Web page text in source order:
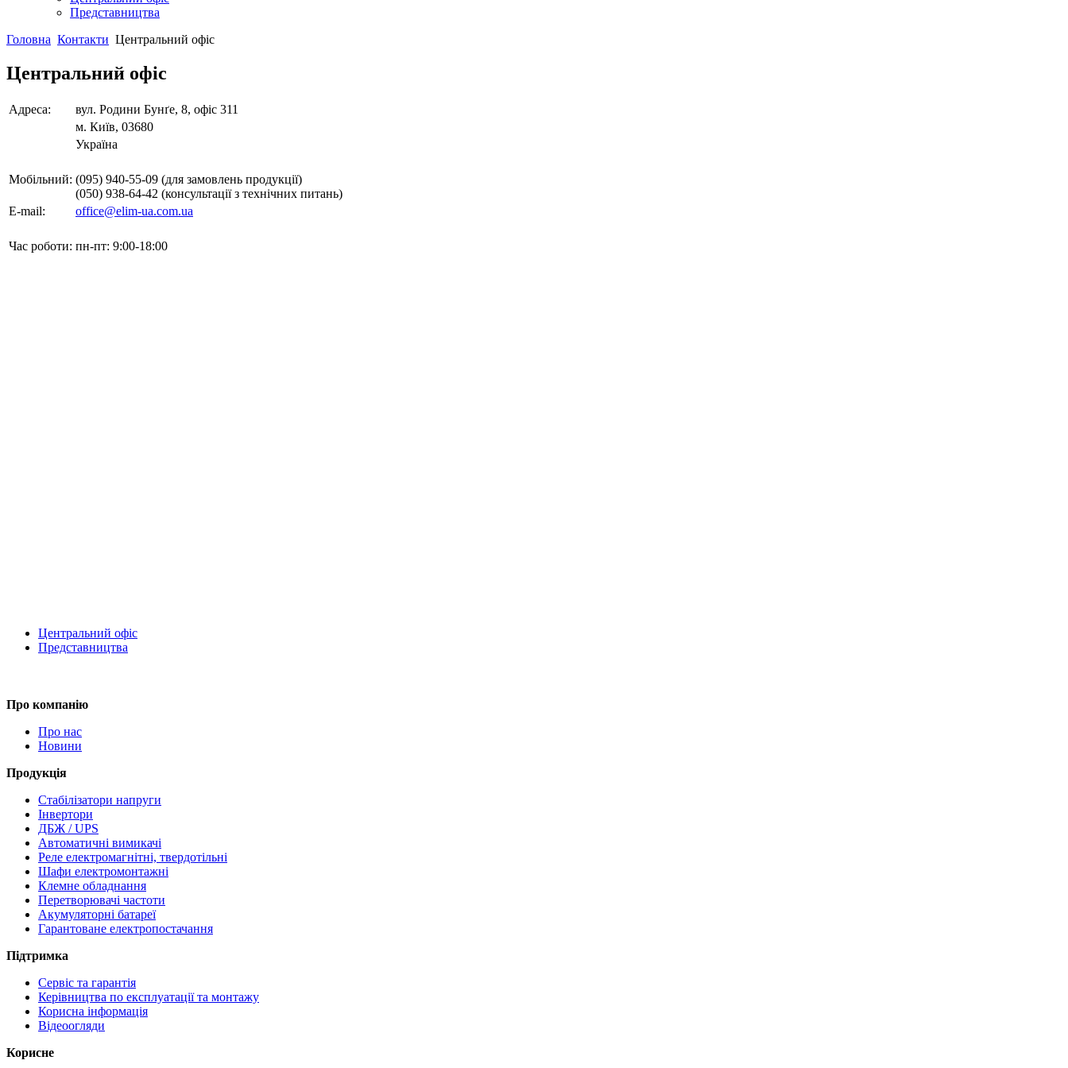
Представництва
Головна Контакти Центральний офіс
Центральний офіс
Адреса:
вул. Родини Бунґе, 8, офіс 311
м. Київ, 03680
Україна
Мобільний: (095) 940-55-09 (для замовлень продукції)
(050) 938-64-42 (консультації з технічних питань)
E-mail:
office@elim-ua.com.ua
Час роботи: пн-пт: 9:00-18:00
Центральний офіс
Представництва
Про компанію
Про нас
Новини
Продукція
Стабілізатори напруги
Інвертори
ДБЖ / UPS
Автоматичні вимикачі
Реле електромагнітні, твердотільні
Шафи електромонтажні
Клемне обладнання
Перетворювачі частоти
Акумуляторні батареї
Гарантоване електропостачання
Підтримка
Сервіс та гарантія
Керівництва по експлуатації та монтажу
Корисна інформація
Відеоогляди
Корисне